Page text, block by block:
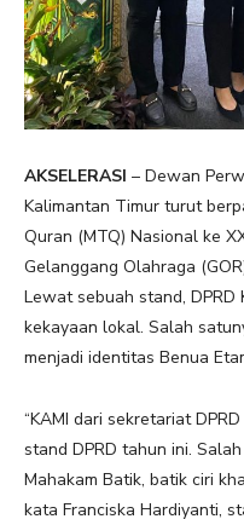
AKSELERASI – Dewan
Kalimantan Timur turut
Quran (MTQ) Nasional ke
Gelanggang Olahraga
Lewat sebuah stand,
kekayaan lokal. Salah
menjadi identitas Benua
“KAMI dari sekretariat
stand DPRD tahun ini.
Mahakam Batik, batik ciri
kata Franciska Hardiyanti,